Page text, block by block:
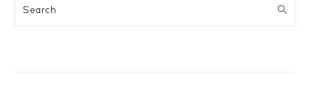
Search